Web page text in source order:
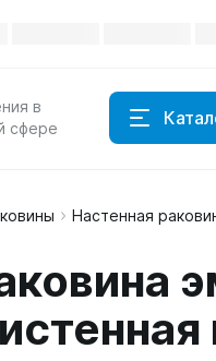
в
сфере
Настенная